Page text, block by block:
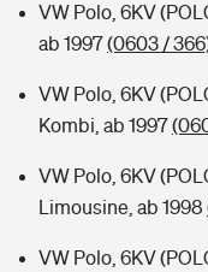
VW Polo, 6KV
ab 1997(0603 /
VW Polo, 6KV
Kombi, ab 1997
VW Polo, 6KV
Limousine, ab 1998
VW Polo, 6KV